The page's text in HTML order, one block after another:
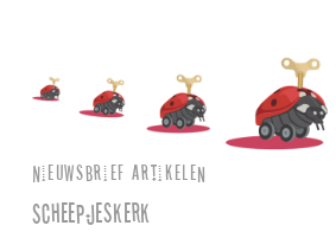
Nieuwsbrief Artikelen
Scheepjeskerk